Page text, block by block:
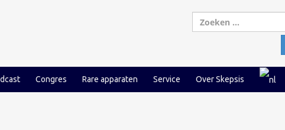
Congres Rare apparaten Service Over Skepsis